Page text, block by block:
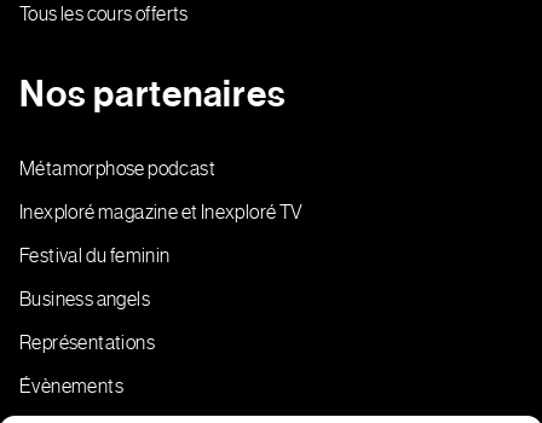
Tous les cours offerts
Nos partenaires
Métamorphose podcast
Inexploré magazine et Inexploré TV
Festival du feminin
Business angels
Représentations
Évènements